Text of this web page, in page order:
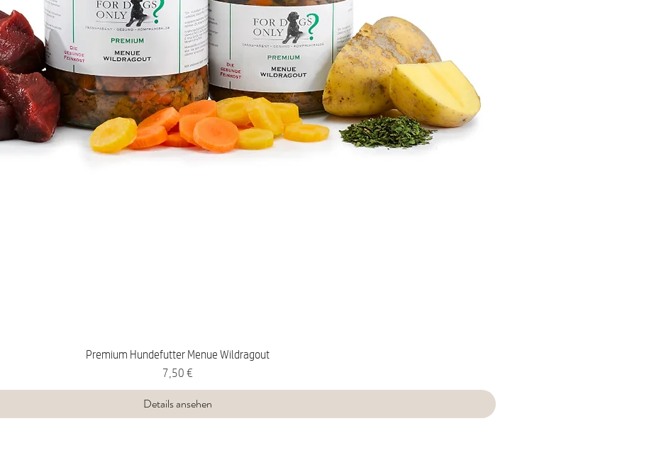
Premium Hundefutter Menue Wildragout
Preis
7,50 €
Details ansehen